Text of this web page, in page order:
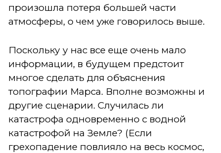
произошла потеря большей части
атмосферы, о чем уже говорилось выше.
Поскольку у нас все еще очень мало
информации, в будущем предстоит
многое сделать для объяснения
топографии Марса. Вполне возможны и
другие сценарии. Случилась ли
катастрофа одновременно с водной
катастрофой на Земле? (Если
грехопадение повлияло на весь космос,